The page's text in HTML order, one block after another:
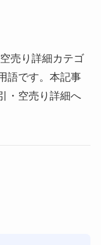
売り詳細カテゴ
語です。本記事
・空売り詳細へ